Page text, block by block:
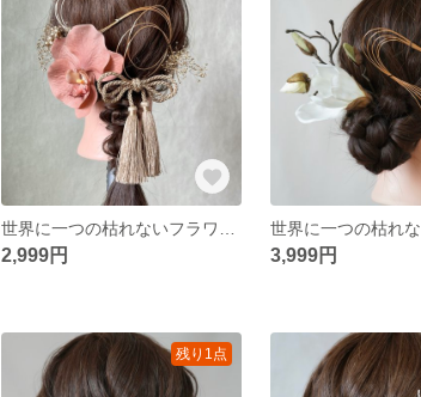
2,999円 3,999円
残り1点